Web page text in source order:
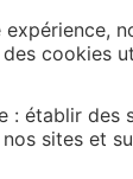
cookies
: établir des
sites et